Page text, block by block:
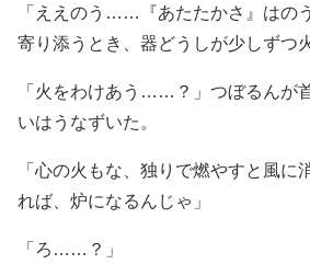
「ええのう……『あたたかさ』はの
寄り添うとき、器どうしが少しずつ
「火をわけあう……？」つぼるんが
いはうなずいた。
「心の火もな、独りで燃やすと風に
れば、炉になるんじゃ」
「ろ……？」